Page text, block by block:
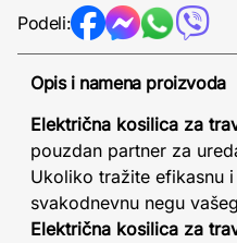
Podeli:
Opis i namena proizvoda
Električna kosilica za
pouzdan partner za
Ukoliko tražite efikasnu
svakodnevnu negu
Električna kosilica za